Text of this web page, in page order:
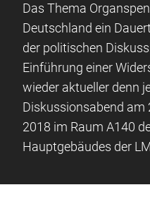
Das Thema
Deutschland ein
der politischen
Einführung einer
wieder aktueller denn
Diskussionsabend am
2018 im Raum A140
Hauptgebäudes der